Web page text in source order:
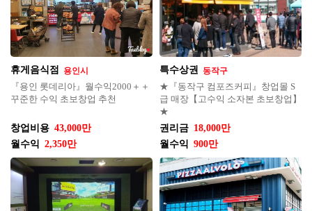
휴게음식점 용인시
『용인 롯데리아』월수익2000＋＋
꾸준한 수익 초보창업 추천
창업비용 43,000만
월수익 2,350만
특수상권 동작구
★『동작구 컴포즈커피』창업몰 S
급 매장【고수익 소자본 초보창업】
★
권리금 18,000만
월수익 900만